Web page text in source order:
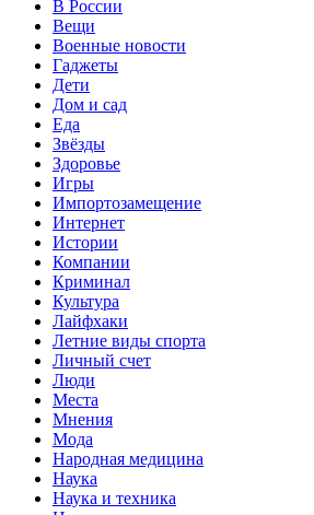
В России
Вещи
Военные новости
Гаджеты
Дети
Дом и сад
Еда
Звёзды
Здоровье
Игры
Импортозамещение
Интернет
Истории
Компании
Криминал
Культура
Лайфхаки
Летние виды спорта
Личный счет
Люди
Места
Мнения
Мода
Народная медицина
Наука
Наука и техника